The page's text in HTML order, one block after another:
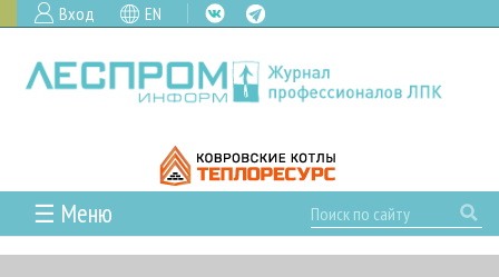
Вход EN
☰ Меню
ГЛАВНАЯ